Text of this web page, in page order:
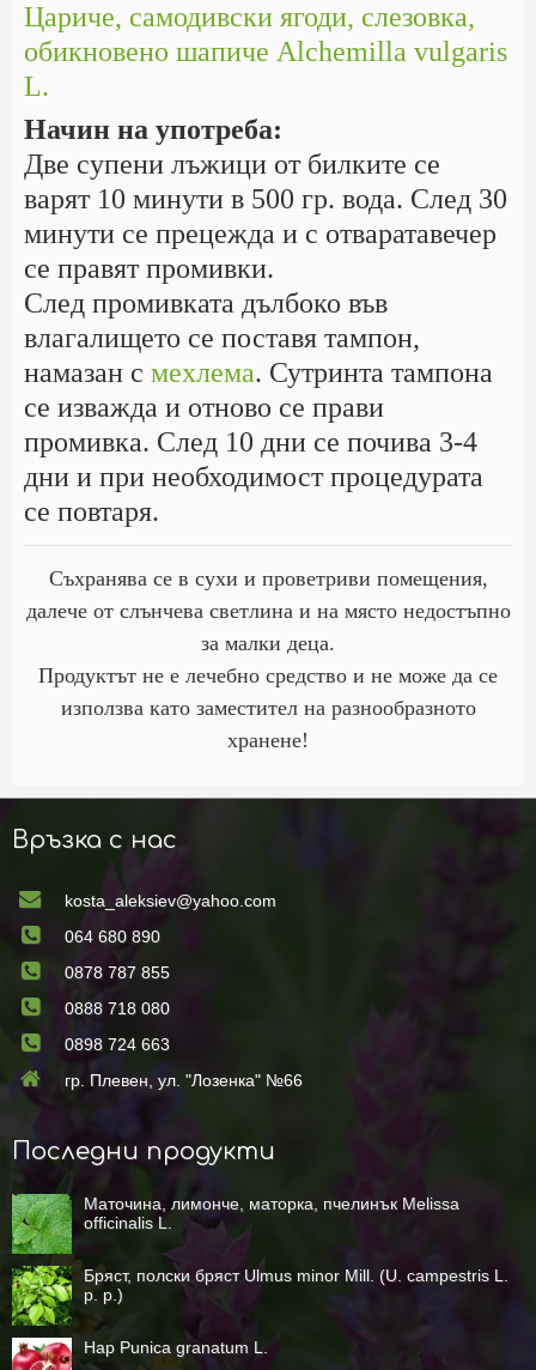
Цариче, самодивски ягоди, слезовка,
обикновено шапиче Alchemilla vulgaris
L.
Начин на употреба:
Две супени лъжици от билките се
варят 10 минути в 500 гр. вода. След 30
минути се прецежда и с отваратавечер
се правят промивки.
След промивката дълбоко във
влагалището се поставя тампон,
намазан с мехлема. Сутринта тампона
се изважда и отново се прави
промивка. След 10 дни се почива 3-4
дни и при необходимост процедурата
се повтаря.
Съхранява се в сухи и проветриви помещения,
далече от слънчева светлина и на място недостъпно
за малки деца.
Продуктът не е лечебно средство и не може да се
използва като заместител на разнообразното
хранене!
Връзка с нас
kosta_aleksiev@yahoo.com
064 680 890
0878 787 855
0888 718 080
0898 724 663
гр. Плевен, ул. "Лозенка" №66
Последни продукти
Маточина, лимонче, маторка, пчелинък Melissa
officinalis L.
Бряст, полски бряст Ulmus minor Mill. (U. campestris L.
p. p.)
Нар Punica granatum L.